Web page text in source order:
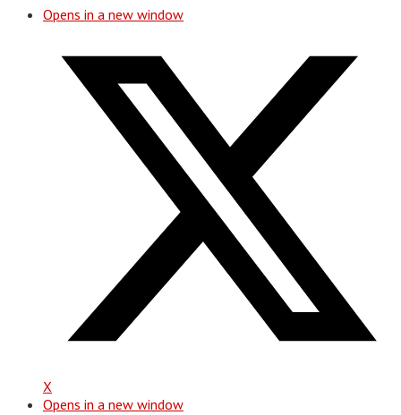
Opens in a new window
X
Opens in a new window